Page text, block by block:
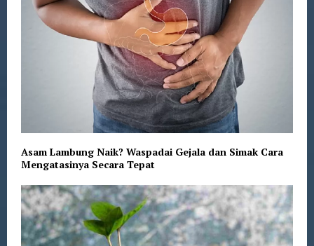
Asam Lambung Naik? Waspadai Gejala dan Simak Cara
Mengatasinya Secara Tepat